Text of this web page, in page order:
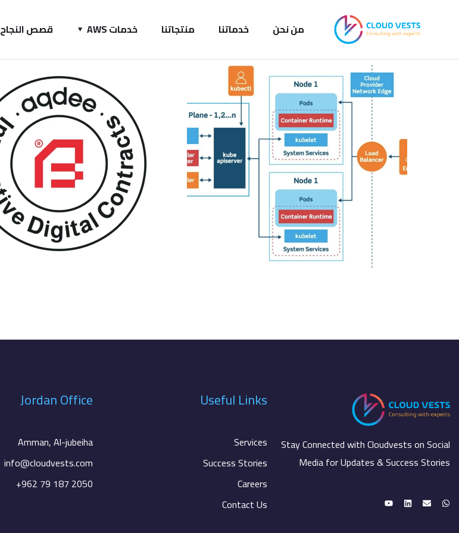
من نحن خدماتنا منتجاتنا خدمات AWS قصص النجاح
Omani Oil & Gas Leader –
AR
الأفكار التحديث/التطوير
Aqdee – AR
التصميم/الهجرة
Stay Connected with Cloudvests on Social
Media for Updates & Success Stories
Useful Links
Services
Success Stories
Careers
Contact Us
Jordan Office
Amman, Al-jubeiha
info@cloudvests.com
+962 79 187 2050